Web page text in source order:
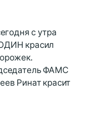
с утра
красил
ФАМС
Ринат красит